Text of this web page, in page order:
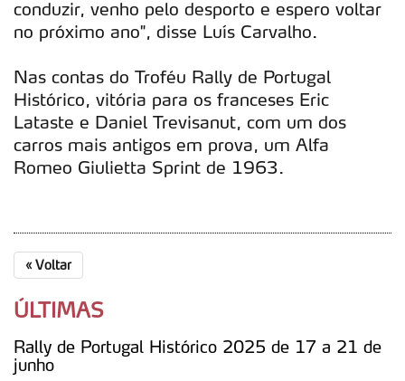
parceiros e organizações na UE e em países terceiros.
dados pessoais serão realizadas apenas com o seu
consentimento e quando tal se afigure estritamente
necessário no contexto dos serviços a prestar.
Realçamos que o bloqueio de certo tipo de Cookies e
disponibilizados.
Consulte a política de cookies do site.
conduzir, venho pelo desporto e espero voltar
no próximo ano", disse Luís Carvalho.
Nas contas do Troféu Rally de Portugal
Histórico, vitória para os franceses Eric
Lataste e Daniel Trevisanut, com um dos
carros mais antigos em prova, um Alfa
Romeo Giulietta Sprint de 1963.
« Voltar
ÚLTIMAS
Rally de Portugal Histórico 2025 de 17 a 21 de
junho